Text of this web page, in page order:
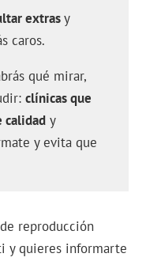
extrasy
caros.
qué mirar,
clínicas que
calidad y
y evita que
reproducción
y quieres informarte